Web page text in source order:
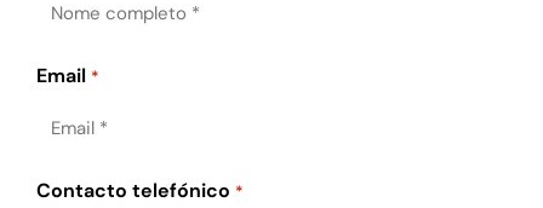
Email *
Contacto telefónico *